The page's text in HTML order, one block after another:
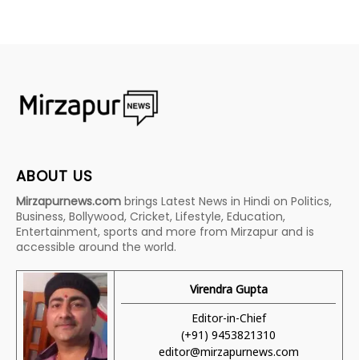
ABOUT US
Mirzapurnews.com brings Latest News in Hindi on Politics,
Business, Bollywood, Cricket, Lifestyle, Education,
Entertainment, sports and more from Mirzapur and is
accessible around the world.
Virendra Gupta
Editor-in-Chief
(+91) 9453821310
editor@mirzapurnews.com